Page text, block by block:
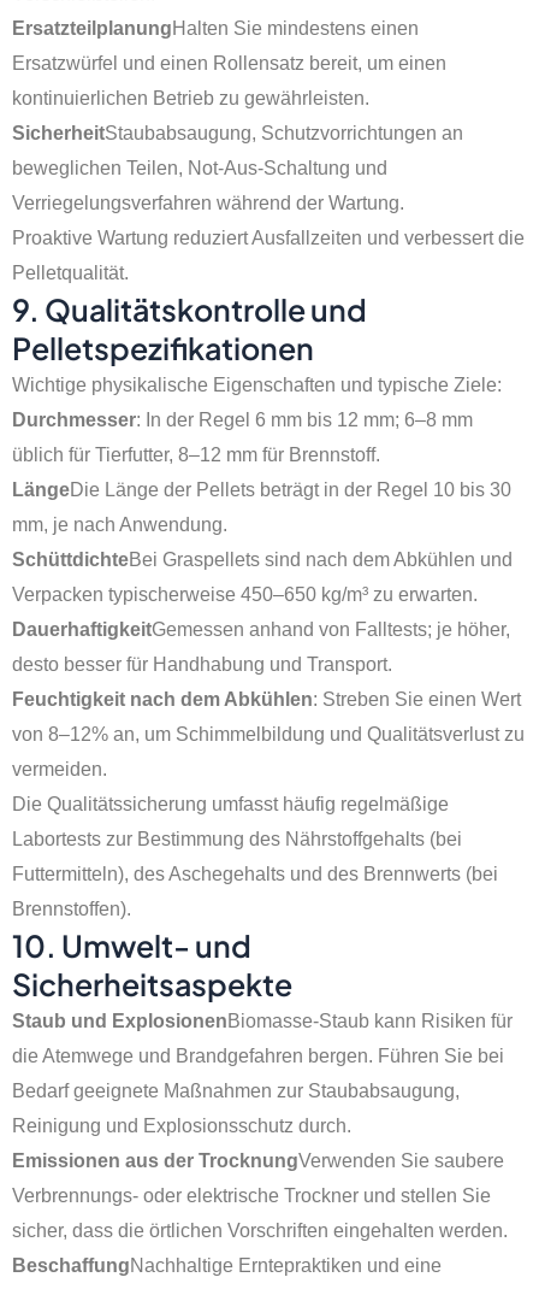
ErsatzteilplanungHalten Sie mindestens einen
Ersatzwürfel und einen Rollensatz bereit, um einen
kontinuierlichen Betrieb zu gewährleisten.
SicherheitStaubabsaugung, Schutzvorrichtungen an
beweglichen Teilen, Not-Aus-Schaltung und
Verriegelungsverfahren während der Wartung.
Proaktive Wartung reduziert Ausfallzeiten und verbessert die
Pelletqualität.
9. Qualitätskontrolle und
Pelletspezifikationen
Wichtige physikalische Eigenschaften und typische Ziele:
Durchmesser: In der Regel 6 mm bis 12 mm; 6–8 mm
üblich für Tierfutter, 8–12 mm für Brennstoff.
LängeDie Länge der Pellets beträgt in der Regel 10 bis 30
mm, je nach Anwendung.
SchüttdichteBei Graspellets sind nach dem Abkühlen und
Verpacken typischerweise 450–650 kg/m³ zu erwarten.
DauerhaftigkeitGemessen anhand von Falltests; je höher,
desto besser für Handhabung und Transport.
Feuchtigkeit nach dem Abkühlen: Streben Sie einen Wert
von 8–12% an, um Schimmelbildung und Qualitätsverlust zu
vermeiden.
Die Qualitätssicherung umfasst häufig regelmäßige
Labortests zur Bestimmung des Nährstoffgehalts (bei
Futtermitteln), des Aschegehalts und des Brennwerts (bei
Brennstoffen).
10. Umwelt- und
Sicherheitsaspekte
Staub und ExplosionenBiomasse-Staub kann Risiken für
die Atemwege und Brandgefahren bergen. Führen Sie bei
Bedarf geeignete Maßnahmen zur Staubabsaugung,
Reinigung und Explosionsschutz durch.
Emissionen aus der TrocknungVerwenden Sie saubere
Verbrennungs- oder elektrische Trockner und stellen Sie
sicher, dass die örtlichen Vorschriften eingehalten werden.
BeschaffungNachhaltige Erntepraktiken und eine